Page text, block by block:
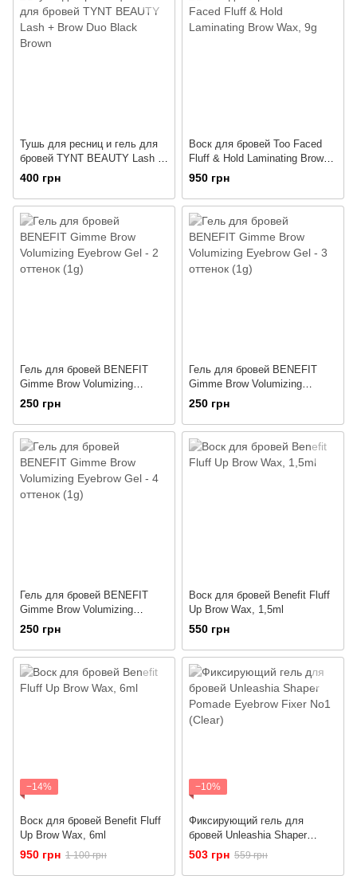
Тушь для ресниц и гель для
бровей TYNT BEAUTY Lash +
Brow Duo Black Brown
400 грн
Воск для бровей Too Faced
Fluff & Hold Laminating Brow
Wax, 9g
950 грн
Гель для бровей BENEFIT
Gimme Brow Volumizing
Eyebrow Gel - 2 оттенок (1g)
250 грн
Гель для бровей BENEFIT
Gimme Brow Volumizing
Eyebrow Gel - 3 оттенок (1g)
250 грн
Гель для бровей BENEFIT
Gimme Brow Volumizing
Eyebrow Gel - 4 оттенок (1g)
250 грн
Воск для бровей Benefit Fluff
Up Brow Wax, 1,5ml
550 грн
−14%
Воск для бровей Benefit Fluff
Up Brow Wax, 6ml
950 грн 1 100 грн
−10%
Фиксирующий гель для
бровей Unleashia Shaper
Pomade Eyebrow Fixer No1
(Clear)
503 грн 559 грн